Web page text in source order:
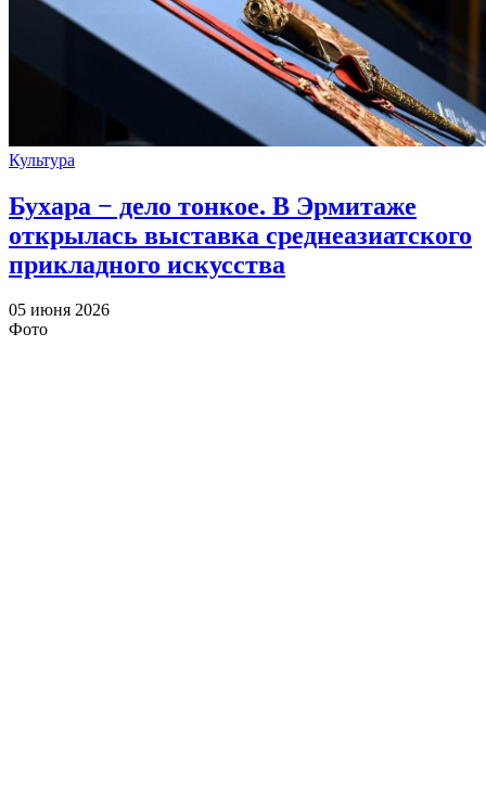
Культура
Бухара − дело тонкое. В Эрмитаже
открылась выставка среднеазиатского
прикладного искусства
05 июня 2026
Фото